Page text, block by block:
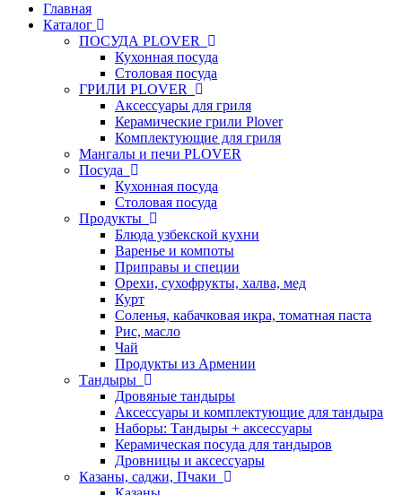
Главная
Каталог
ПОСУДА PLOVER
Кухонная посуда
Столовая посуда
ГРИЛИ PLOVER
Аксессуары для гриля
Керамические грили Plover
Комплектующие для гриля
Мангалы и печи PLOVER
Посуда
Кухонная посуда
Столовая посуда
Продукты
Блюда узбекской кухни
Варенье и компоты
Приправы и специи
Орехи, сухофрукты, халва, мед
Курт
Соленья, кабачковая икра, томатная паста
Рис, масло
Чай
Продукты из Армении
Тандыры
Дровяные тандыры
Аксессуары и комплектующие для тандыра
Наборы: Тандыры + аксессуары
Керамическая посуда для тандыров
Дровницы и аксессуары
Казаны, саджи, Пчаки